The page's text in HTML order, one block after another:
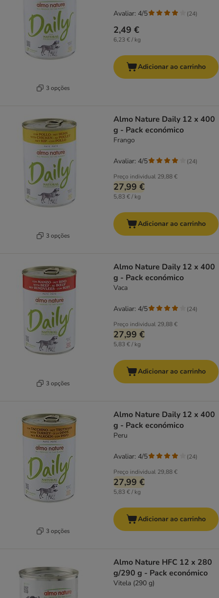
3 opções
2,49 €
6,23 € / kg
Avaliar: 4/5 (24)
Adicionar ao carrinho
3 opções
Almo Nature Daily 12 x 400
g - Pack económico
Frango
Preço individual 29,88 €
27,99 €
5,83 € / kg
Avaliar: 4/5 (24)
Adicionar ao carrinho
3 opções
Almo Nature Daily 12 x 400
g - Pack económico
Vaca
Preço individual 29,88 €
27,99 €
5,83 € / kg
Avaliar: 4/5 (24)
Adicionar ao carrinho
3 opções
Almo Nature Daily 12 x 400
g - Pack económico
Peru
Preço individual 29,88 €
27,99 €
5,83 € / kg
Avaliar: 4/5 (24)
Adicionar ao carrinho
Almo Nature HFC 12 x 280
g/290 g - Pack económico
Vitela (290 g)